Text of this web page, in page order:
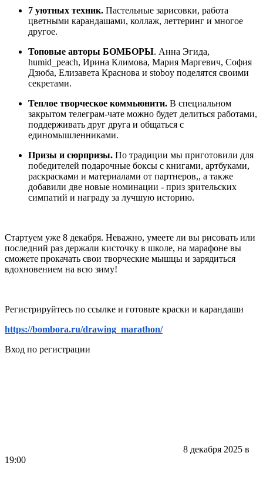
7 уютных техник. Пастельные зарисовки, работа
цветными карандашами, коллаж, леттеринг и многое
другое.
Топовые авторы БОМБОРЫ. Анна Эгида,
humid_peach, Ирина Климова, Мария Маргевич, София
Дзюба, Елизавета Краснова и stoboy поделятся своими
секретами.
Теплое творческое коммьюнити. В специальном
закрытом телеграм-чате можно будет делиться работами,
поддерживать друг друга и общаться с
единомышленниками.
Призы и сюрпризы. По традиции мы приготовили для
победителей подарочные боксы с книгами, артбуками,
раскрасками и материалами от партнеров,, а также
добавили две новые номинации - приз зрительских
симпатий и награду за лучшую историю.
Стартуем уже 8 декабря. Неважно, умеете ли вы рисовать или
последний раз держали кисточку в школе, на марафоне вы
сможете прокачать свои творческие мышцы и зарядиться
вдохновением на всю зиму!
Регистрируйтесь по ссылке и готовьте краски и карандаши
https://bombora.ru/drawing_marathon/
Вход по регистрации
8 декабря 2025 в
19:00